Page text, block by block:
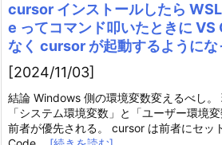
cursor インストールしたら
e ってコマンド叩いたときに VS
なく cursor が起動するようにな
[2024/11/03]
結論 Windows 側の環境変数変えるべし。
「システム環境変数」と「ユーザー環境変
前者が優先される。 cursor は前者にセッ